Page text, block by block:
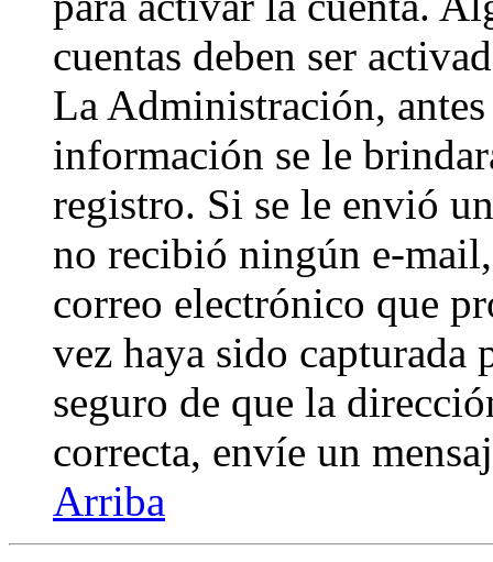
cuentas deben ser
La Administración,
información se le
registro. Si se le envió
no recibió ningún e-
correo electrónico que
vez haya sido
seguro de que la
correcta, envíe un
Arriba